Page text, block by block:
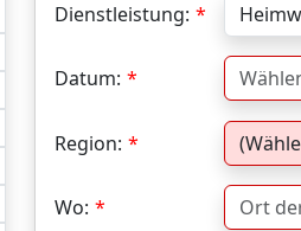
Dienstleistung:
Datum:
Region:
Wo: